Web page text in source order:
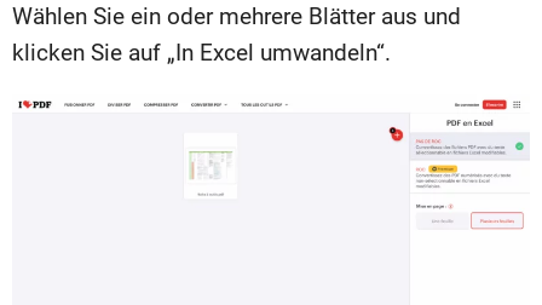
Wählen Sie ein oder mehrere Blätter aus und
klicken Sie auf „In Excel umwandeln“.